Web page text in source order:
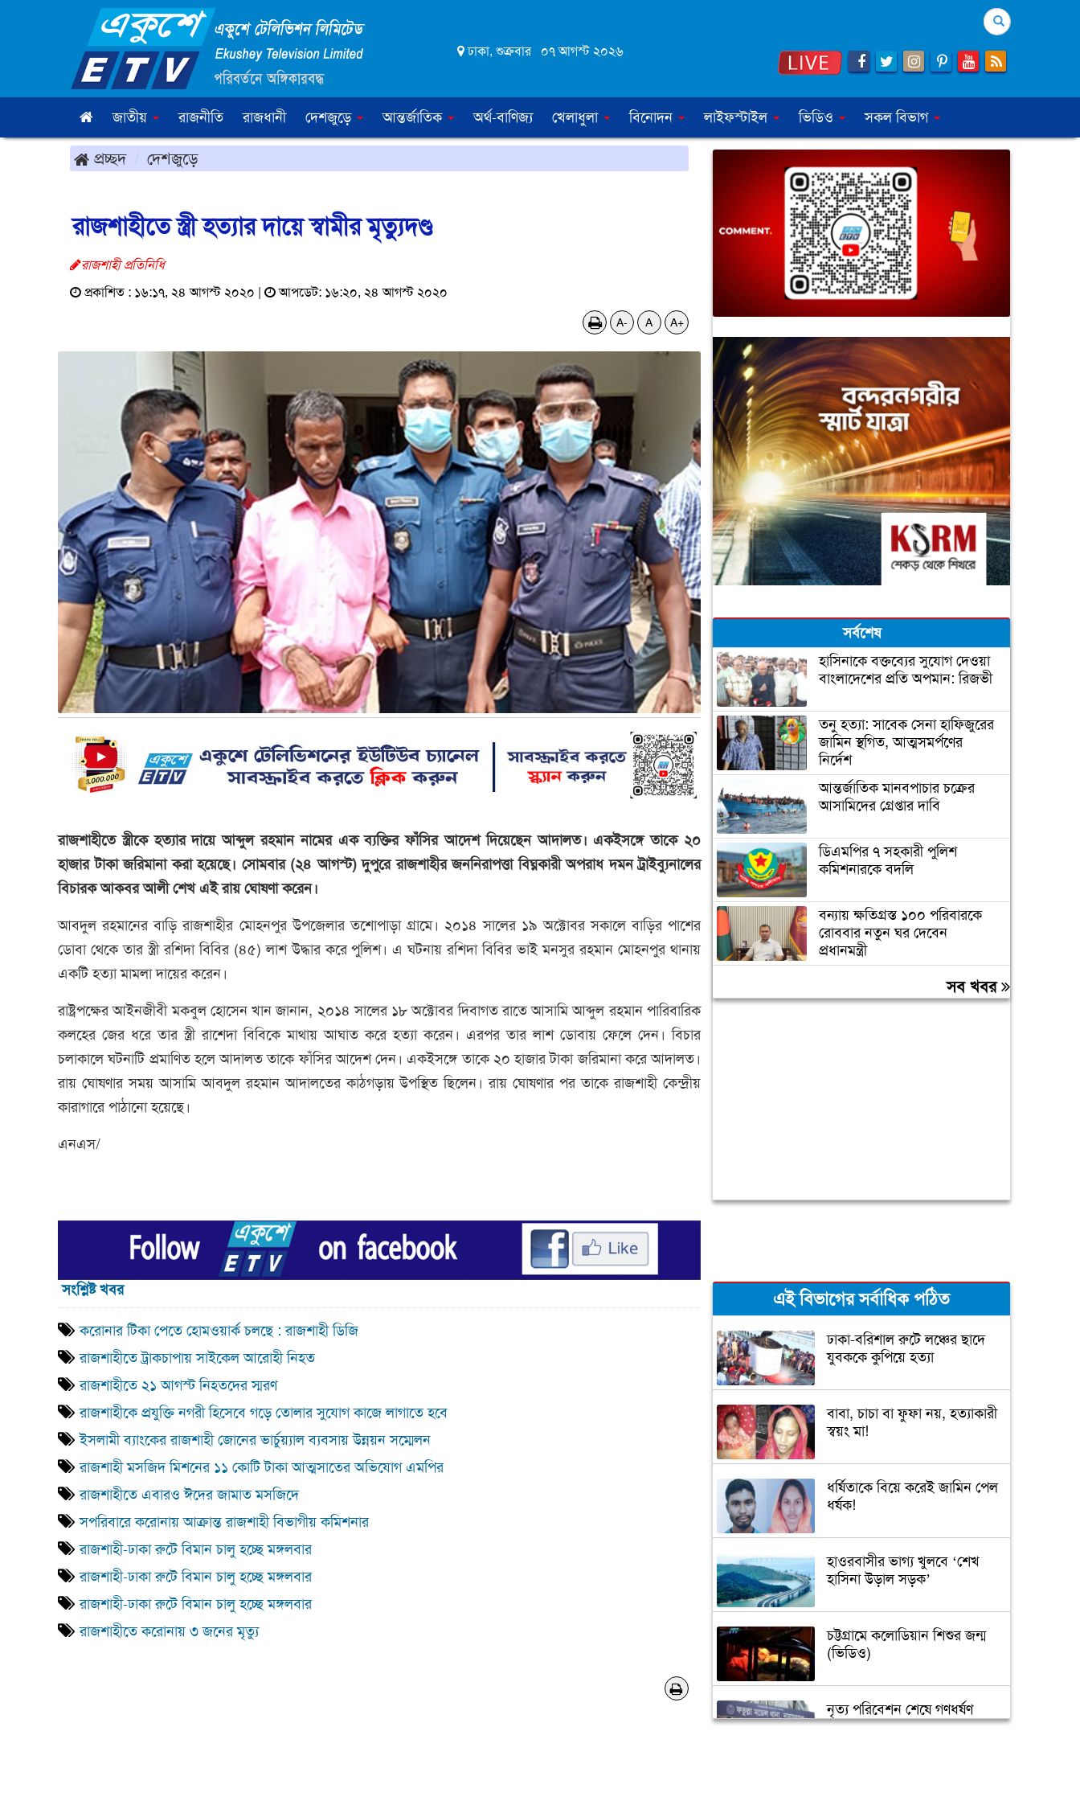
ঢাকা, শুক্রবার ০৭ আগস্ট ২০২৬
Search
জাতীয় রাজনীতি রাজধানী দেশজুড়ে আন্তর্জাতিক অর্থ-বাণিজ্য খেলাধুলা বিনোদন লাইফস্টাইল ভিডিও সকল বিভাগ
প্রচ্ছদ দেশজুড়ে
রাজশাহীতে স্ত্রী হত্যার দায়ে স্বামীর মৃত্যুদণ্ড
রাজশাহী প্রতিনিধি
প্রকাশিত : ১৬:১৭, ২৪ আগস্ট ২০২০ |
আপডেট: ১৬:২০, ২৪ আগস্ট ২০২০
A- A A+
রাজশাহীতে স্ত্রীকে হত্যার দায়ে আব্দুল রহমান নামের এক ব্যক্তির ফাঁসির আদেশ দিয়েছেন আদালত। একইসঙ্গে তাকে ২০
হাজার টাকা জরিমানা করা হয়েছে। সোমবার (২৪ আগস্ট) দুপুরে রাজশাহীর জননিরাপত্তা বিঘ্নকারী অপরাধ দমন ট্রাইব্যুনালের
বিচারক আকবর আলী শেখ এই রায় ঘোষণা করেন।
আবদুল রহমানের বাড়ি রাজশাহীর মোহনপুর উপজেলার তশোপাড়া গ্রামে। ২০১৪ সালের ১৯ অক্টোবর সকালে বাড়ির পাশের
ডোবা থেকে তার স্ত্রী রশিদা বিবির (৪৫) লাশ উদ্ধার করে পুলিশ। এ ঘটনায় রশিদা বিবির ভাই মনসুর রহমান মোহনপুর থানায়
একটি হত্যা মামলা দায়ের করেন।
রাষ্ট্রপক্ষের আইনজীবী মকবুল হোসেন খান জানান, ২০১৪ সালের ১৮ অক্টোবর দিবাগত রাতে আসামি আব্দুল রহমান পারিবারিক
কলহের জের ধরে তার স্ত্রী রাশেদা বিবিকে মাথায় আঘাত করে হত্যা করেন। এরপর তার লাশ ডোবায় ফেলে দেন। বিচার
চলাকালে ঘটনাটি প্রমাণিত হলে আদালত তাকে ফাঁসির আদেশ দেন। একইসঙ্গে তাকে ২০ হাজার টাকা জরিমানা করে আদালত।
রায় ঘোষণার সময় আসামি আবদুল রহমান আদালতের কাঠগড়ায় উপস্থিত ছিলেন। রায় ঘোষণার পর তাকে রাজশাহী কেন্দ্রীয়
কারাগারে পাঠানো হয়েছে।
এনএস/
সংশ্লিষ্ট খবর
করোনার টিকা পেতে হোমওয়ার্ক চলছে : রাজশাহী ডিজি
রাজশাহীতে ট্রাকচাপায় সাইকেল আরোহী নিহত
রাজশাহীতে ২১ আগস্ট নিহতদের স্মরণ
রাজশাহীকে প্রযুক্তি নগরী হিসেবে গড়ে তোলার সুযোগ কাজে লাগাতে হবে
ইসলামী ব্যাংকের রাজশাহী জোনের ভার্চুয়্যাল ব্যবসায় উন্নয়ন সম্মেলন
রাজশাহী মসজিদ মিশনের ১১ কোটি টাকা আত্মসাতের অভিযোগ এমপির
রাজশাহীতে এবারও ঈদের জামাত মসজিদে
সপরিবারে করোনায় আক্রান্ত রাজশাহী বিভাগীয় কমিশনার
রাজশাহী-ঢাকা রুটে বিমান চালু হচ্ছে মঙ্গলবার
রাজশাহী-ঢাকা রুটে বিমান চালু হচ্ছে মঙ্গলবার
রাজশাহী-ঢাকা রুটে বিমান চালু হচ্ছে মঙ্গলবার
রাজশাহীতে করোনায় ৩ জনের মৃত্যু
সর্বশেষ
হাসিনাকে বক্তব্যের সুযোগ দেওয়া
বাংলাদেশের প্রতি অপমান: রিজভী
তনু হত্যা: সাবেক সেনা হাফিজুরের
জামিন স্থগিত, আত্মসমর্পণের
নির্দেশ
আন্তর্জাতিক মানবপাচার চক্রের
আসামিদের গ্রেপ্তার দাবি
ডিএমপির ৭ সহকারী পুলিশ
কমিশনারকে বদলি
বন্যায় ক্ষতিগ্রস্ত ১০০ পরিবারকে
রোববার নতুন ঘর দেবেন
প্রধানমন্ত্রী
তিন দিনের মধ্যে গ্যাস সরবরাহ
স্বাভাবিক হবে: জ্বালানিমন্ত্রীসব খবর
এই বিভাগের সর্বাধিক পঠিত
ঢাকা-বরিশাল রুটে লঞ্চের ছাদে
যুবককে কুপিয়ে হত্যা
বাবা, চাচা বা ফুফা নয়, হত্যাকারী
স্বয়ং মা!
ধর্ষিতাকে বিয়ে করেই জামিন পেল
ধর্ষক!
হাওরবাসীর ভাগ্য খুলবে ‘শেখ
হাসিনা উড়াল সড়ক’
চট্টগ্রামে কলোডিয়ান শিশুর জন্ম
(ভিডিও)
নৃত্য পরিবেশন শেষে গণধর্ষণ